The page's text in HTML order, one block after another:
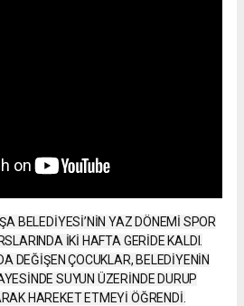
BELEDİYESİ’NİN YAZ DÖNEMİ SPOR
İKİ HAFTA GERİDE KALDI.
DEĞİŞEN ÇOCUKLAR, BELEDİYENİN
SUYUN ÜZERİNDE DURUP
HAREKET ETMEYİ ÖĞRENDİ.